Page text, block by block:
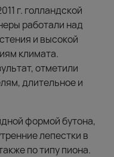
г. голландской
работали над
и высокой
климата.
отметили
длительное и
формой бутона,
лепестки в
по типу пиона.